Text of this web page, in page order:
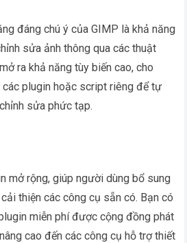
đáng chú ý của GIMP là khả năng
sửa ảnh thông qua các thuật
ra khả năng tùy biến cao, cho
plugin hoặc script riêng để tự
sửa phức tạp.
mở rộng, giúp người dùng bổ sung
thiện các công cụ sẵn có. Bạn có
miễn phí được cộng đồng phát
cao đến các công cụ hỗ trợ thiết